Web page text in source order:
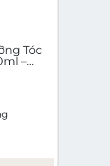
Tóc
–
diện